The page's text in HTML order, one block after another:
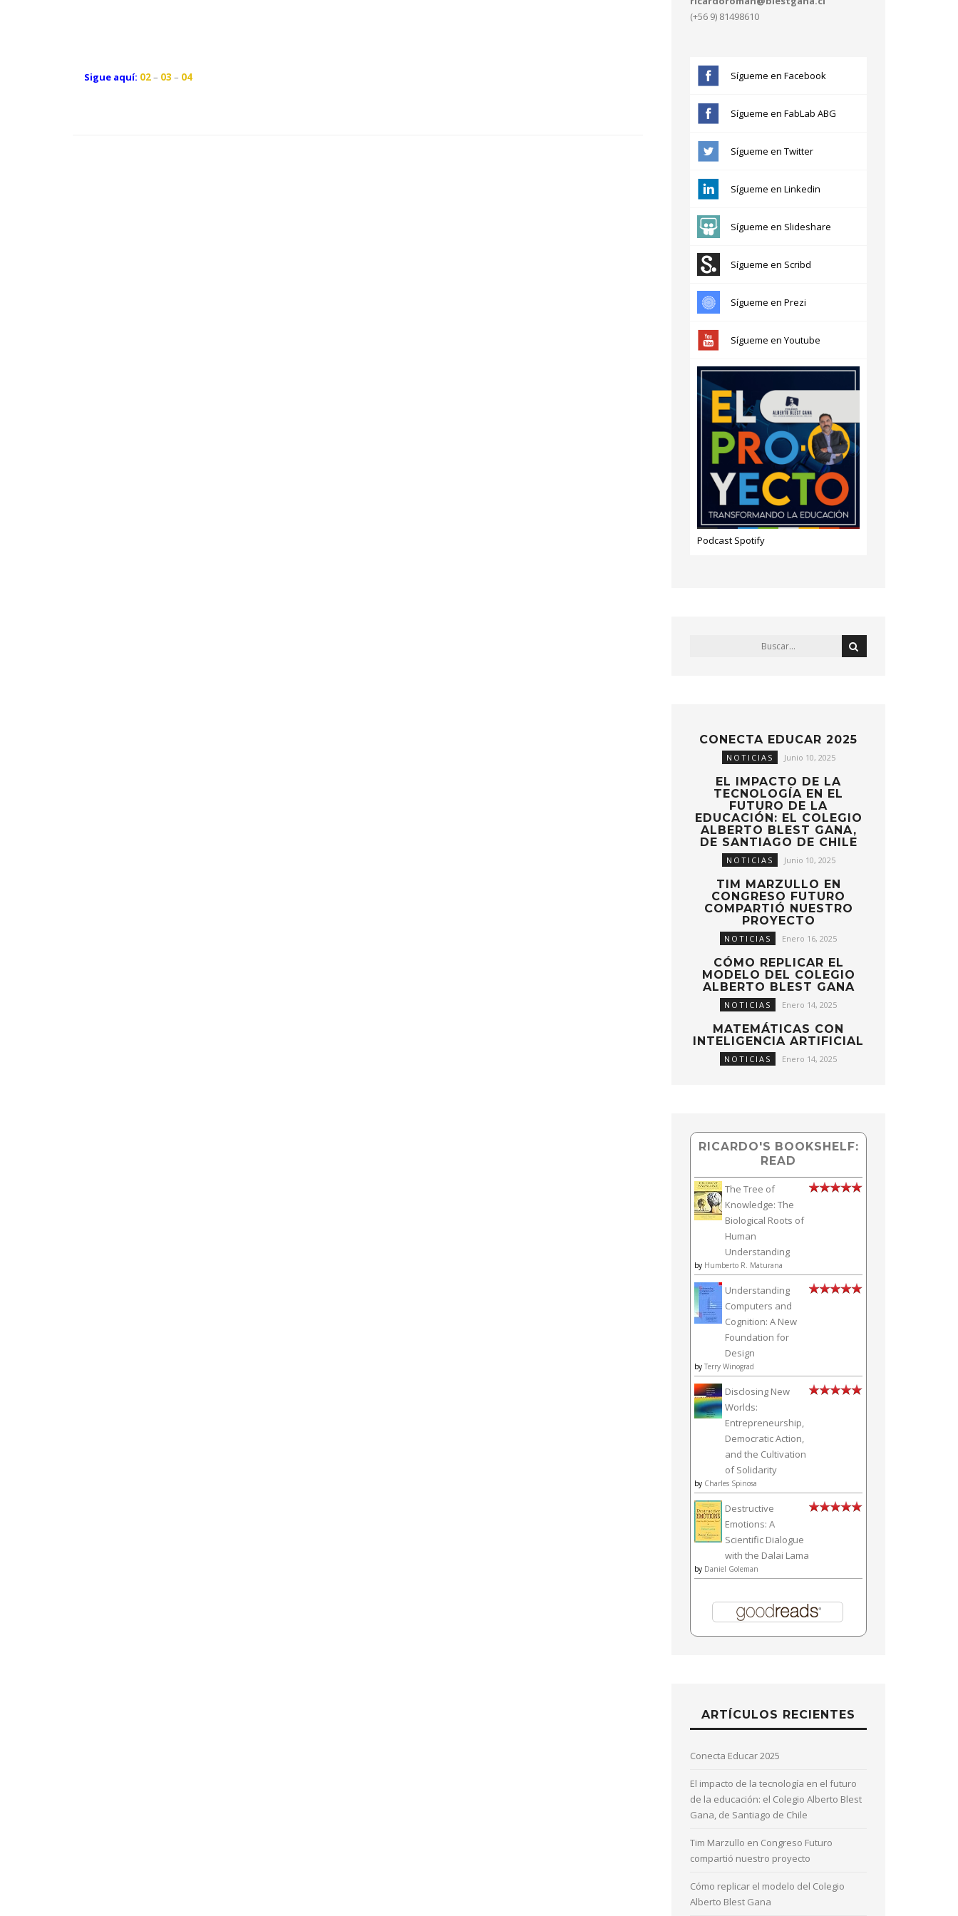
Sigue aquí: 02– 03 – 04
(+56 9) 81498610
Sígueme en Facebook
Sígueme en FabLab ABG
Sígueme en Twitter
Sígueme en Linkedin
Sígueme en Slideshare
Sígueme en Scribd
Sígueme en Prezi
Sígueme en Youtube
Podcast Spotify
CONECTA EDUCAR 2025
NOTICIAS Junio 10, 2025
EL IMPACTO DE LA
TECNOLOGÍA EN EL
FUTURO DE LA
EDUCACIÓN: EL COLEGIO
ALBERTO BLEST GANA,
DE SANTIAGO DE CHILE
NOTICIAS Junio 10, 2025
TIM MARZULLO EN
CONGRESO FUTURO
COMPARTIÓ NUESTRO
PROYECTO
NOTICIAS Enero 16, 2025
CÓMO REPLICAR EL
MODELO DEL COLEGIO
ALBERTO BLEST GANA
NOTICIAS Enero 14, 2025
MATEMÁTICAS CON
INTELIGENCIA ARTIFICIAL
NOTICIAS Enero 14, 2025
RICARDO'S BOOKSHELF:
READ
The Tree of
Knowledge: The
Biological Roots of
Human
Understanding
by Humberto R. Maturana
Understanding
Computers and
Cognition: A New
Foundation for
Design
by Terry Winograd
Disclosing New
Worlds:
Entrepreneurship,
Democratic Action,
and the Cultivation
of Solidarity
by Charles Spinosa
Destructive
Emotions: A
Scientific Dialogue
with the Dalai Lama
by Daniel Goleman
ARTÍCULOS RECIENTES
Conecta Educar 2025
El impacto de la tecnología en el futuro
de la educación: el Colegio Alberto Blest
Gana, de Santiago de Chile
Tim Marzullo en Congreso Futuro
compartió nuestro proyecto
Cómo replicar el modelo del Colegio
Alberto Blest Gana